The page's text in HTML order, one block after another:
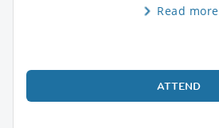
Read more
ATTEND